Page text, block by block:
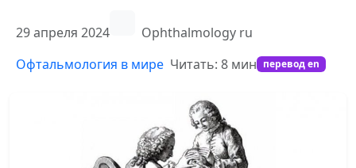
29 апреля 2024
Ophthalmology ru
Офтальмология в мире Читать: 8 мин перевод en